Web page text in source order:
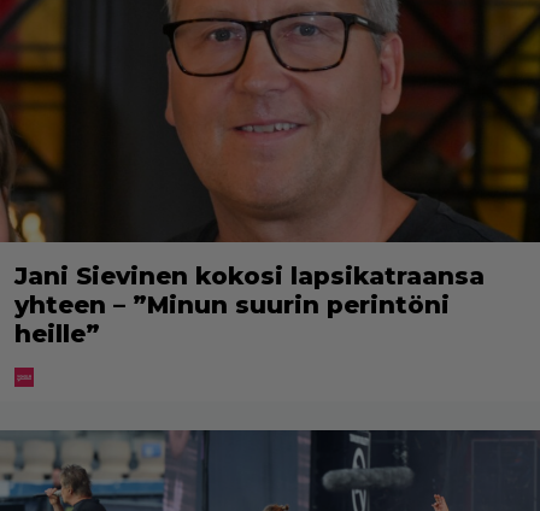
Jani Sievinen kokosi lapsikatraansa
yhteen – ”Minun suurin perintöni
heille”